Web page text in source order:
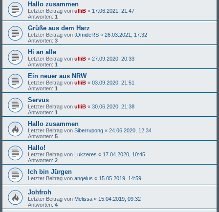
Hallo zusammen
Letzter Beitrag von ulliB « 17.06.2021, 21:47
Antworten: 1
Grüße aus dem Harz
Letzter Beitrag von tOmideRS « 26.03.2021, 17:32
Antworten: 3
Hi an alle
Letzter Beitrag von ulliB « 27.09.2020, 20:33
Antworten: 1
Ein neuer aus NRW
Letzter Beitrag von ulliB « 03.09.2020, 21:51
Antworten: 1
Servus
Letzter Beitrag von ulliB « 30.06.2020, 21:38
Antworten: 1
Hallo zusammen
Letzter Beitrag von Siberrupong « 24.06.2020, 12:34
Antworten: 5
Hallo!
Letzter Beitrag von Lukzeres « 17.04.2020, 10:45
Antworten: 2
Ich bin Jürgen
Letzter Beitrag von angelus « 15.05.2019, 14:59
Johfroh
Letzter Beitrag von Melissa « 15.04.2019, 09:32
Antworten: 4